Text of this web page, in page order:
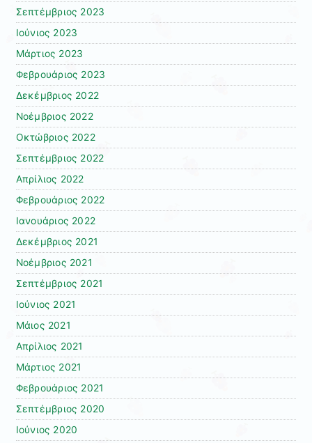
Σεπτέμβριος 2023
Ιούνιος 2023
Μάρτιος 2023
Φεβρουάριος 2023
Δεκέμβριος 2022
Νοέμβριος 2022
Οκτώβριος 2022
Σεπτέμβριος 2022
Απρίλιος 2022
Φεβρουάριος 2022
Ιανουάριος 2022
Δεκέμβριος 2021
Νοέμβριος 2021
Σεπτέμβριος 2021
Ιούνιος 2021
Μάιος 2021
Απρίλιος 2021
Μάρτιος 2021
Φεβρουάριος 2021
Σεπτέμβριος 2020
Ιούνιος 2020